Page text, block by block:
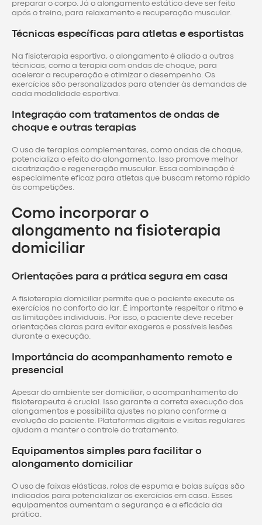
preparar o corpo. Já o alongamento estático deve ser feito
após o treino, para relaxamento e recuperação muscular.
Técnicas específicas para atletas e esportistas
Na fisioterapia esportiva, o alongamento é aliado a outras
técnicas, como a terapia com ondas de choque, para
acelerar a recuperação e otimizar o desempenho. Os
exercícios são personalizados para atender às demandas de
cada modalidade esportiva.
Integração com tratamentos de ondas de
choque e outras terapias
O uso de terapias complementares, como ondas de choque,
potencializa o efeito do alongamento. Isso promove melhor
cicatrização e regeneração muscular. Essa combinação é
especialmente eficaz para atletas que buscam retorno rápido
às competições.
Como incorporar o
alongamento na fisioterapia
domiciliar
Orientações para a prática segura em casa
A fisioterapia domiciliar permite que o paciente execute os
exercícios no conforto do lar. É importante respeitar o ritmo e
as limitações individuais. Por isso, o paciente deve receber
orientações claras para evitar exageros e possíveis lesões
durante a execução.
Importância do acompanhamento remoto e
presencial
Apesar do ambiente ser domiciliar, o acompanhamento do
fisioterapeuta é crucial. Isso garante a correta execução dos
alongamentos e possibilita ajustes no plano conforme a
evolução do paciente. Plataformas digitais e visitas regulares
ajudam a manter o controle do tratamento.
Equipamentos simples para facilitar o
alongamento domiciliar
O uso de faixas elásticas, rolos de espuma e bolas suíças são
indicados para potencializar os exercícios em casa. Esses
equipamentos aumentam a segurança e a eficácia da
prática.